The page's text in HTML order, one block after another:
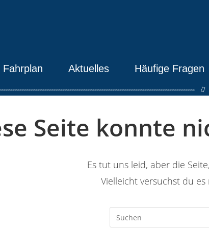
Aktuelles Häufige Fragen
Seite konnte
Es tut uns leid, aber die
Vielleicht versuchst du